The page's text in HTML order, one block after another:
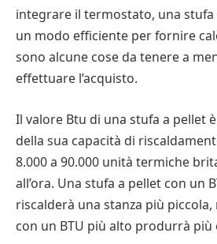
cucinare. Ad esempio, potreste
fornello a fiamma libera per
fiammeggiare. Se non si fa
prendere fuoco con la fiamma
cucinerete cene deliziose.
necessario per regolare
garantirà inoltre una cottura
elettrodomestico da cucina sia
promesse è avere pazienza e
per individuare eventuali
Pulizia
Mantenere pulito un fornello a
l’ambiente, può aiutare a
vostra casa.
Potreste prendere in
caminetti a bioetanolo. Questi
apparecchi bruciano in modo
non richiedono camini. Possono
diversi luoghi, anche all’aperto.
disponibili in diverse dimensioni.
Le stufe a pellet sono un’altra
integrare il termostato, una stufa
un modo efficiente per fornire
sono alcune cose da tenere a
effettuare l’acquisto.
Il valore Btu di una stufa a pellet
della sua capacità di
8.000 a 90.000 unità termiche
all’ora. Una stufa a pellet con un
riscalderà una stanza più
con un BTU più alto produrrà più